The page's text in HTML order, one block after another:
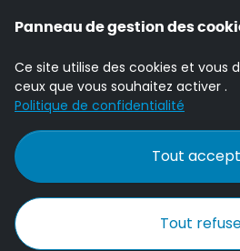
Panneau de gestion des
Ce site utilise des cookies et vous
ceux que vous souhaitez activer .
Politique de confidentialité
Tout
Tout